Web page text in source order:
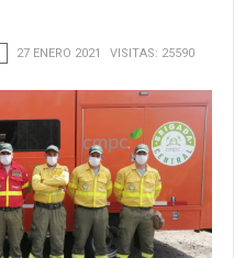
27 ENERO 2021 VISITAS: 25590